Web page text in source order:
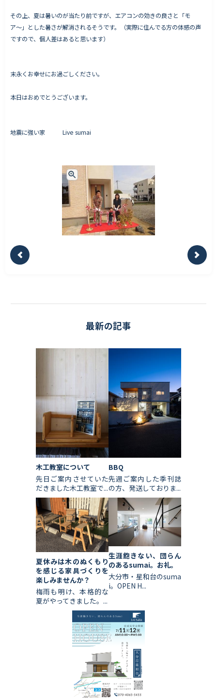
会社概要
Staff ブログ&News
その上、夏は暑いのが当たり前ですが、エアコンの効きの良さと「モ
ア〜」とした暑さが解消されるそうです。（実際に住んでる方の体感の声
ですので、個人差はあると思います）
末永くお幸せにお過ごしください。
本日はおめでとうございます。
地震に強い家 Live sumai
最新の記事
木工教室について
先日ご案内させていた
だきました木工教室で...
BBQ
先週ご案内した季刊誌
の方、発送しておりま...
夏休みは木のぬくもり
を感じる家具づくりを
楽しみませんか？
梅雨も明け、本格的な
夏がやってきました。...
生涯飽きない、団らん
のあるsumai。お礼。
大分市・星和台のsuma
i。OPEN H...